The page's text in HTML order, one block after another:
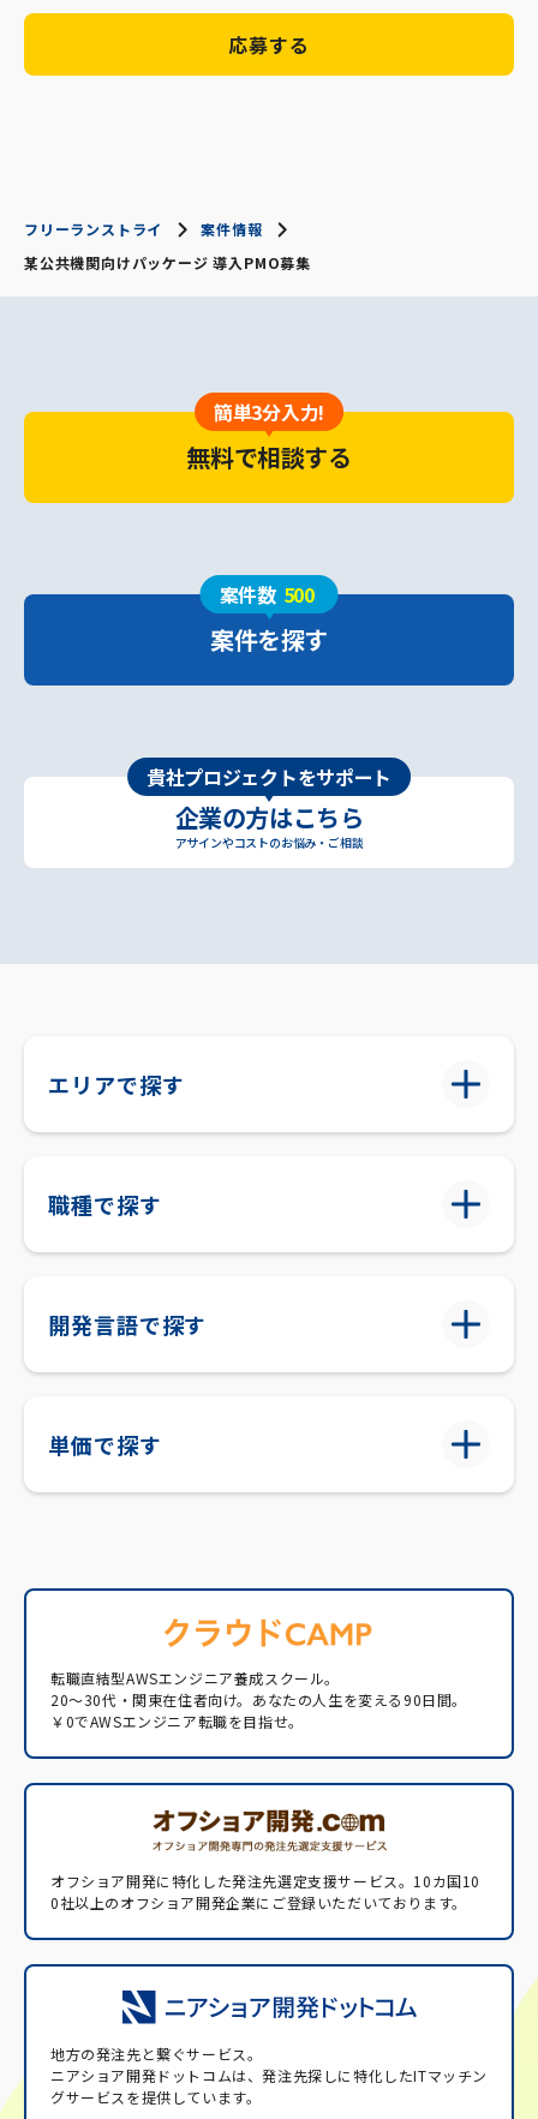
応募する
フリーランストライ
案件情報
某公共機関向けパッケージ 導入PMO募集
簡単3分入力!
無料で相談する
案件数 500
案件を探す
貴社プロジェクトをサポート
企業の方はこちら
アサインやコストのお悩み・ご相談
エリアで探す
職種で探す
開発言語で探す
単価で探す
転職直結型AWSエンジニア養成スクール。
20〜30代・関東在住者向け。あなたの人生を変える90日間。
￥0でAWSエンジニア転職を目指せ。
オフショア開発に特化した発注先選定支援サービス。 10カ国10
0社以上のオフショア開発企業にご登録いただいております。
地方の発注先と繋ぐサービス。
ニアショア開発ドットコムは、発注先探しに特化したITマッチン
グサービスを提供しています。